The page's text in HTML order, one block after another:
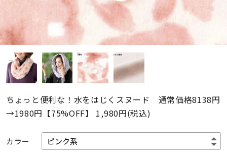
ちょっと便利な！水をはじくスヌード 通常価格8138円
→1980円【75%OFF】
1,980円(税込)
カラー